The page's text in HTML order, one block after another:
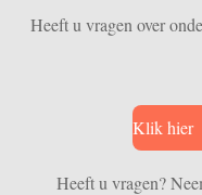
Heeft u vragen over
Klik hier
Heeft u vragen?